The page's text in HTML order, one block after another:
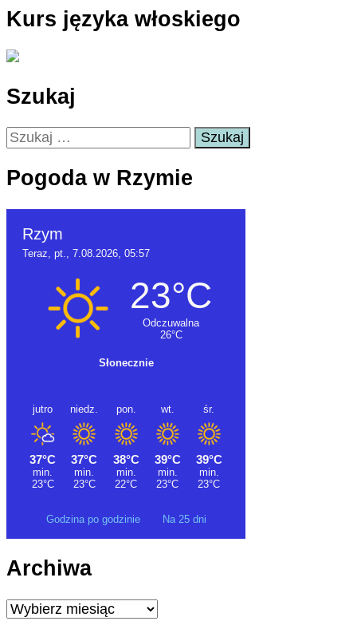
Kurs języka włoskiego
Szukaj
Szukaj:
Pogoda w Rzymie
Godzina po godzinie Na 25 dni
Archiwa
Archiwa